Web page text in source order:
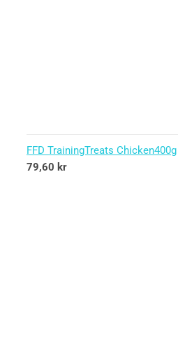
FFD TrainingTreats Chicken400g
79,60 kr